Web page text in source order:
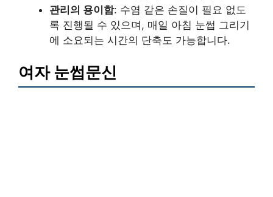
관리의 용이함: 수염 같은 손질이 필요 없도
록 진행될 수 있으며, 매일 아침 눈썹 그리기
에 소요되는 시간의 단축도 가능합니다.
여자 눈썹문신